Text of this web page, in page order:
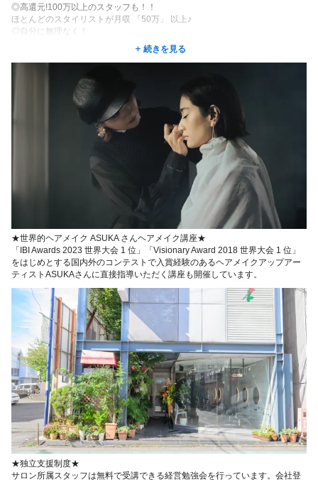
◎高還元!100万以上のスタッフも！！
ほとんどのスタイリストが月収 「50万」 以上♪
◎自分に無理なく！
自由出勤制で時短勤務 週1日~勤務もOK!
夢や希望、やりがいに溢れている職場です！
続きを見る
★世界的ヘアメイク ASUKA さんヘアメイク講座★
「IBI Awards 2023 世界大会 1 位」「Visionary Award 2018 世界大会 1 位」
をはじめとする国内外のコンテストで入賞経験のあるヘアメイクアップアー
ティストASUKAさんに直接指導いただく講座も開催しています。
★独立支援制度★
サロン所属スタッフは無料で受講できる経営勉強会を行っています。会社登